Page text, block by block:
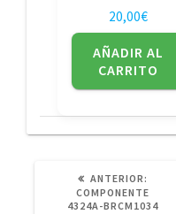
20,00€
AÑADIR AL
CARRITO
ANTERIOR:
COMPONENTE
4324A-BRCM1034